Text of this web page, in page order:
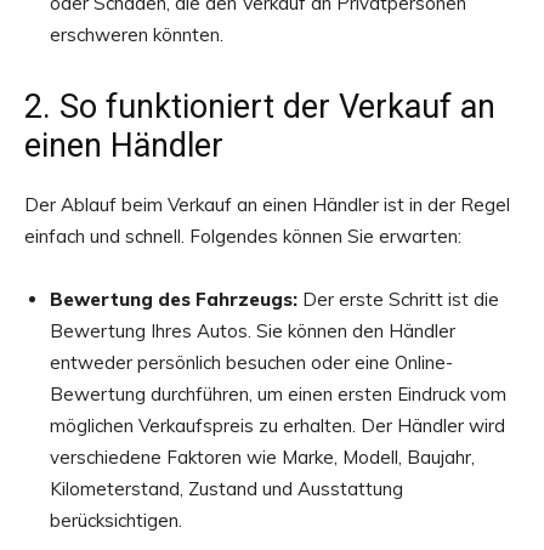
erschweren könnten.
2. So funktioniert der Verkauf an
einen Händler
Der Ablauf beim Verkauf an einen Händler ist in der Regel
einfach und schnell. Folgendes können Sie erwarten:
Bewertung des Fahrzeugs: Der erste Schritt ist die
Bewertung Ihres Autos. Sie können den Händler
entweder persönlich besuchen oder eine Online-
Bewertung durchführen, um einen ersten Eindruck vom
möglichen Verkaufspreis zu erhalten. Der Händler wird
verschiedene Faktoren wie Marke, Modell, Baujahr,
Kilometerstand, Zustand und Ausstattung
berücksichtigen.